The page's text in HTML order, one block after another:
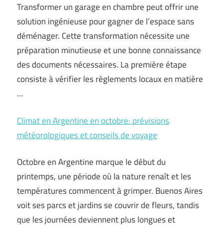
Transformer un garage en chambre peut offrir une
solution ingénieuse pour gagner de l’espace sans
déménager. Cette transformation nécessite une
préparation minutieuse et une bonne connaissance
des documents nécessaires. La première étape
consiste à vérifier les règlements locaux en matière
…
Climat en Argentine en octobre: prévisions
météorologiques et conseils de voyage
Octobre en Argentine marque le début du
printemps, une période où la nature renaît et les
températures commencent à grimper. Buenos Aires
voit ses parcs et jardins se couvrir de fleurs, tandis
que les journées deviennent plus longues et